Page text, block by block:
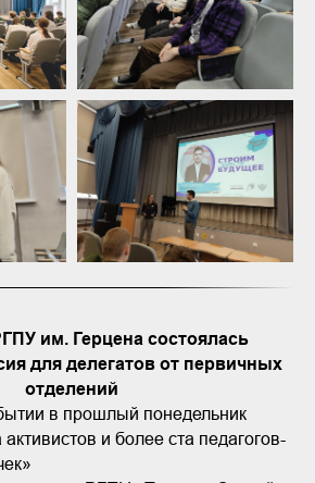
им. Герцена состоялась
для делегатов от первичных
отделений
в прошлый понедельник
и более ста педагогов-